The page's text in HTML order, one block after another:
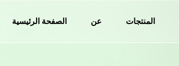
الصفحة الرئيسية عن المنتجات